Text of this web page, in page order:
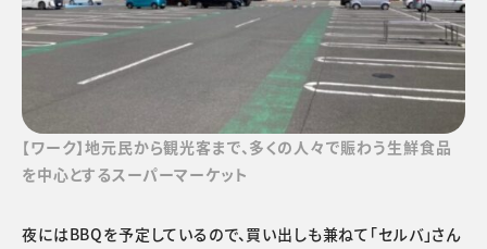
【ワーク】地元民から観光客まで、多くの人々で賑わう生鮮食品
を中心とするスーパーマーケット
夜にはBBQを予定しているので、買い出しも兼ねて「セルバ」さん